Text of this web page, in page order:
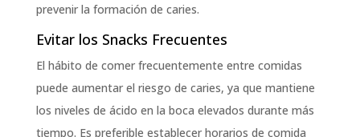
prevenir la formación de caries.
Evitar los Snacks Frecuentes
El hábito de comer frecuentemente entre comidas
puede aumentar el riesgo de caries, ya que mantiene
los niveles de ácido en la boca elevados durante más
tiempo. Es preferible establecer horarios de comida